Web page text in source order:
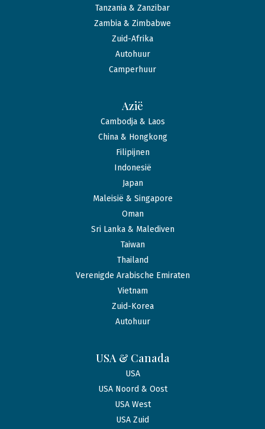
Tanzania & Zanzibar
Zambia & Zimbabwe
Zuid-Afrika
Autohuur
Camperhuur
Azië
Cambodja & Laos
China & Hongkong
Filipijnen
Indonesië
Japan
Maleisië & Singapore
Oman
Sri Lanka & Malediven
Taiwan
Thailand
Verenigde Arabische Emiraten
Vietnam
Zuid-Korea
Autohuur
USA & Canada
USA
USA Noord & Oost
USA West
USA Zuid